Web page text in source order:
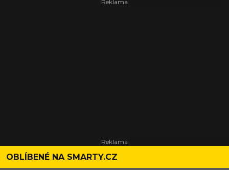
OBLÍBENÉ NA SMARTY.CZ